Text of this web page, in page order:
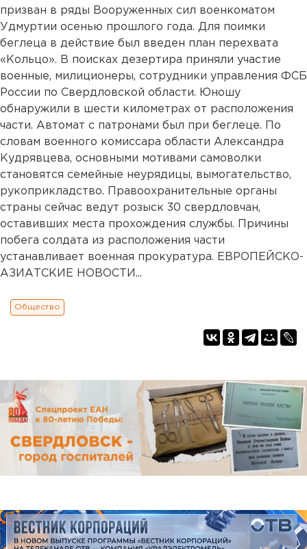
призван в ряды Вооруженных сил военкоматом
Удмуртии осенью прошлого года. Для поимки
беглеца в действие был введен план перехвата
«Кольцо». В поисках дезертира приняли участие
военные, милиционеры, сотрудники управления ФСБ
России по Свердловской области. Юношу
обнаружили в шести километрах от расположения
части. Автомат с патронами был при беглеце. По
словам военного комиссара области Александра
Кудрявцева, основными мотивами самоволки
становятся семейные неурядицы, вымогательство,
рукоприкладство. Правоохранительные органы
страны сейчас ведут розыск 30 свердловчан,
оставивших места прохождения службы. Причины
побега солдата из расположения части
устанавливает военная прокуратура. ЕВРОПЕЙСКО-
АЗИАТСКИЕ НОВОСТИ...
Общество